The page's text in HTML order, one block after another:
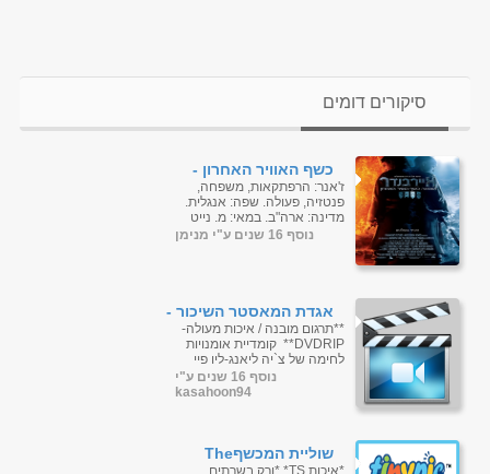
סיקורים דומים
כשף האוויר האחרון -
DVDRip - תרגום מובנה
ז'אנר: הרפתקאות, משפחה,
פנטזיה, פעולה. שפה: אנגלית.
מדינה: ארה"ב. במאי: מ. נייט
שאמאליאן. שחקנים: מ. נייט
נוסף 16 שנים ע"י מנימן
אגדת המאסטר השיכור -
**תרגום מובנה / איכות מעולה-
DVDRIP** קומדיית אומנויות
לחימה של צ`יה ליאנג-ליו פיי
הונג הצעיר (ג`קי צ`אן, שעת
שיא) נקלע למריבה בין...
נוסף 16 שנים ע"י
kasahoon94
שוליית המכשףThe
Sorcerer's Apprentice
*איכות TS* *ורק בשרתים